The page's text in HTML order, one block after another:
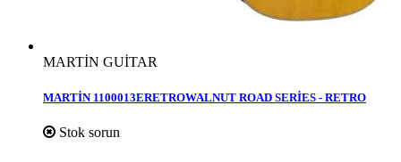
MARTİN GUİTAR
MARTİN 1100013ERETROWALNUT ROAD SERİES - RETRO
Stok sorun